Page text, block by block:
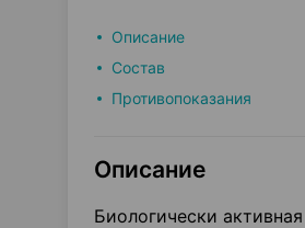
Описание
Состав
Противопоказания
Описание
Биологически